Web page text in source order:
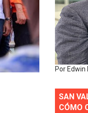
en el sector
fortalecer gestión
sobre Presa
Por Edwin
SAN
CÓMO